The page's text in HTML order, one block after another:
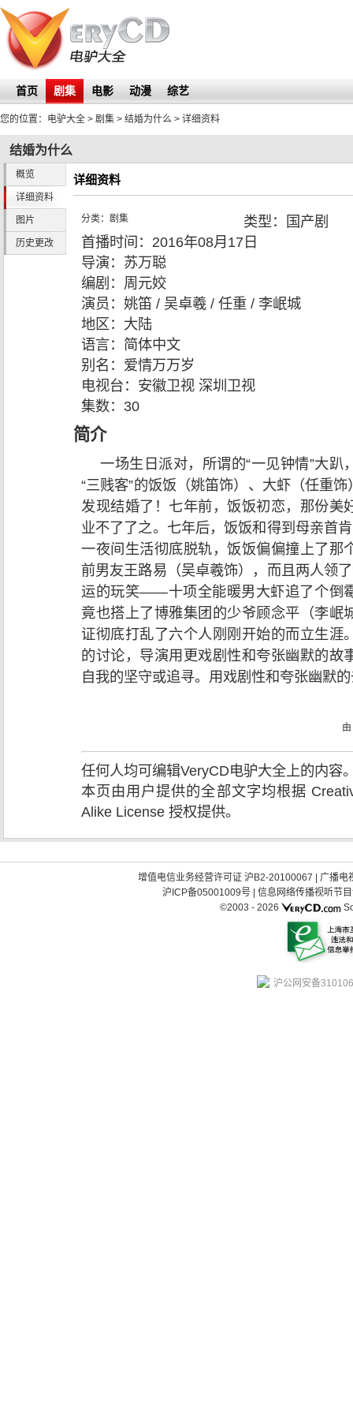
首页 剧集 电影 动漫 综艺
您的位置： 电驴大全 > 剧集 > 结婚为什么 > 详细资料
结婚为什么
概览
详细资料
图片
历史更改
详细资料
分类： 剧集 类型：
国产剧
首播时间： 2016年08月17日
导演： 苏万聪
编剧： 周元姣
演员： 姚笛 / 吴卓羲 / 任重 / 李岷城
地区： 大陆
语言： 简体中文
别名： 爱情万万岁
电视台： 安徽卫视 深圳卫视
集数： 30
简介
一场生日派对，所谓的“一见钟情”大
“三贱客”的饭饭（姚笛饰）、大虾（任重
发现结婚了！七年前，饭饭初恋，那份美
业不了了之。七年后，饭饭和得到母亲首
一夜间生活彻底脱轨，饭饭偏偏撞上了那
前男友王路易（吴卓羲饰），而且两人领
运的玩笑——十项全能暖男大虾追了个倒
竟也搭上了博雅集团的少爷顾念平（李岷
证彻底打乱了六个人刚刚开始的而立生涯
的讨论，导演用更戏剧性和夸张幽默的故
自我的坚守或追寻。用戏剧性和夸张幽默
由
任何人均可编辑VeryCD电驴大全上的内容
本页由用户提供的全部文字均根据
Alike License 授权提供。
增值电信业务经营许可证 沪B2-20100067
广播电
沪ICP备05001009号| 信息网络传播视听节
©2003 - 2026
沪公网安备